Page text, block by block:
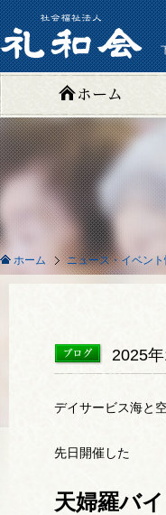
ホーム ニュース・イベント
2025
デイサービス海と
先日開催した
天婦羅バ